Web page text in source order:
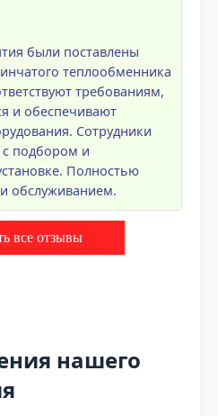
были поставлены
теплообменника
требованиям,
и обеспечивают
Сотрудники
с подбором и
Полностью
обслуживанием.
все отзывы
нашего